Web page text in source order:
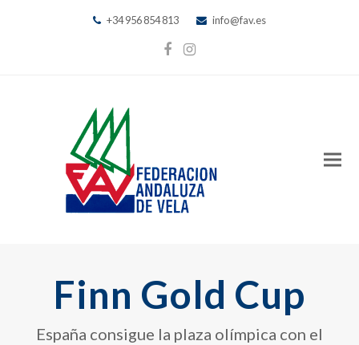
+34 956 854 813 info@fav.es
Facebook
Instagram
Finn Gold Cup
España consigue la plaza olímpica con el